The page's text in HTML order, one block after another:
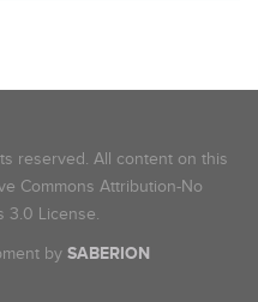
reserved. All content on this
Commons Attribution-No
3.0 License.
by SABERION